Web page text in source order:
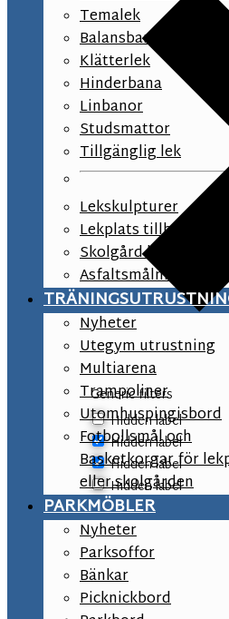
Generic filters
Hidden label
Hidden label
Hidden label
Hidden label
Temalek
Balansbana
Klätterlek
Hinderbana
Linbanor
Studsmattor
Tillgänglig lek
Lekskulpturer
Lekplats tillbehör
Skolgård
Asfaltsmålningar
Nyheter
Utegym utrustning
Multiarena
Trampoliner
Utomhuspingisbord
Fotbollsmål och
Basketkorgar för
eller skolgården
PARKMÖBLER
Nyheter
Parksoffor
Bänkar
Picknickbord